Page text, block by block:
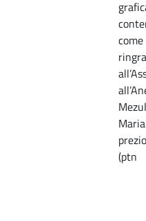
(ptn